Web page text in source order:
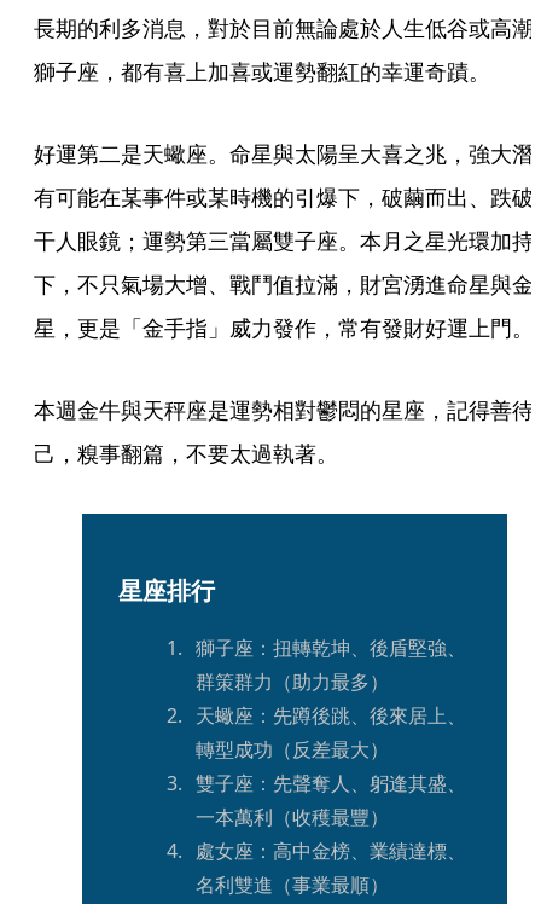
長期的利多消息，對於目前無論處於人生低谷或高潮
獅子座，都有喜上加喜或運勢翻紅的幸運奇蹟。
好運第二是天蠍座。命星與太陽呈大喜之兆，強大潛
有可能在某事件或某時機的引爆下，破繭而出、跌破
干人眼鏡；運勢第三當屬雙子座。本月之星光環加持
下，不只氣場大增、戰鬥值拉滿，財宮湧進命星與金
星，更是「金手指」威力發作，常有發財好運上門。
本週金牛與天秤座是運勢相對鬱悶的星座，記得善待
己，糗事翻篇，不要太過執著。
星座排行
獅子座：扭轉乾坤、後盾堅強、
群策群力（助力最多）
天蠍座：先蹲後跳、後來居上、
轉型成功（反差最大）
雙子座：先聲奪人、躬逢其盛、
一本萬利（收穫最豐）
處女座：高中金榜、業績達標、
名利雙進（事業最順）